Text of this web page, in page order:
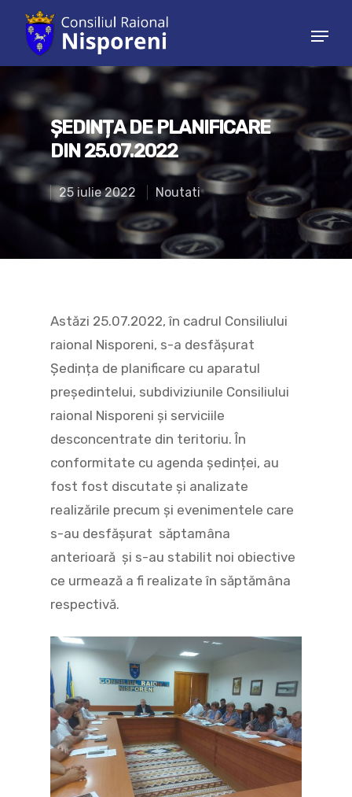
Hit enter to search or ESC to close
ȘEDINȚA DE PLANIFICARE
DIN 25.07.2022
25 iulie 2022 Noutati
Astăzi 25.07.2022, în cadrul Consiliului
raional Nisporeni, s-a desfășurat
Ședința de planificare cu aparatul
președintelui, subdiviziunile Consiliului
raional Nisporeni și serviciile
desconcentrate din teritoriu. În
conformitate cu agenda ședinței, au
fost fost discutate și analizate
realizările precum și evenimentele care
s-au desfășurat săptamâna
anterioară și s-au stabilit noi obiective
ce urmează a fi realizate în săptămâna
respectivă.